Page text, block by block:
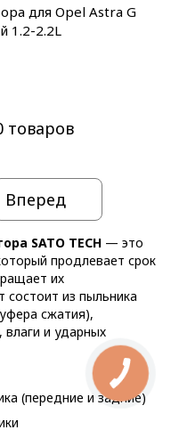
для Opel Astra G
1.2-2.2L
товаров
Вперед
SATO TECH — это
продлевает срок
их
из пыльника
сжатия),
и ударных
(передние и задние)